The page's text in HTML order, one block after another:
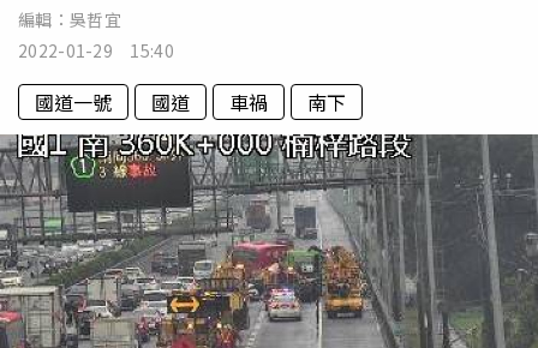
編輯： 吳哲宜
2022-01-29 15:40
國道一號 國道 車禍 南下